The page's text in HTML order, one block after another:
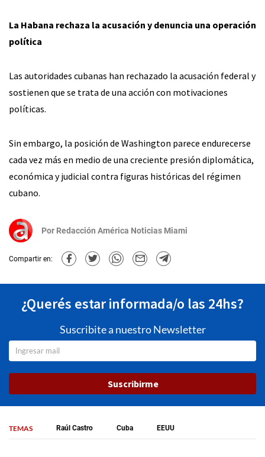
La Habana rechaza la acusación y denuncia una operación
política
Las autoridades cubanas han rechazado la acusación federal y
sostienen que se trata de una acción con motivaciones
políticas.
Sin embargo, la posición de Washington parece endurecerse
cada vez más en medio de una creciente presión diplomática,
económica y judicial contra figuras históricas del régimen
cubano.
Por Redacción América Noticias Miami
Compartir en:
¿Querés estar informada/o las 24hs?
Suscribite a nuestro Newsletter
Suscribirme
TEMAS Raúl Castro Cuba EEUU